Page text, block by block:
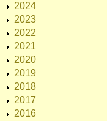
2024
2023
2022
2021
2020
2019
2018
2017
2016